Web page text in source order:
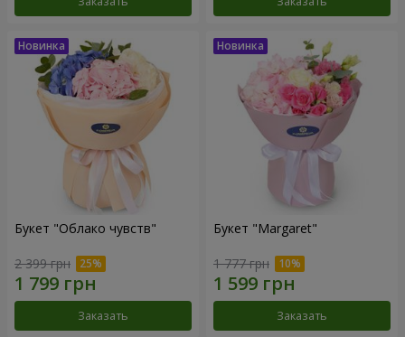
Букет "Облако чувств"
2 399 грн
Заказать
Букет "Margaret"
1 777 грн
Заказать